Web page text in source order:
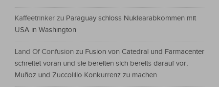
Kaffeetrinker zu Paraguay schloss Nuklearabkommen mit
USA in Washington
Land Of Confusion zu Fusion von Catedral und Farmacenter
schreitet voran und sie bereiten sich bereits darauf vor,
Muñoz und Zuccolillo Konkurrenz zu machen